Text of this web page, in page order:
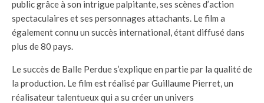
public grâce à son intrigue palpitante, ses scènes d’action
spectaculaires et ses personnages attachants. Le film a
également connu un succès international, étant diffusé dans
plus de 80 pays.
Le succès de Balle Perdue s’explique en partie par la qualité de
la production. Le film est réalisé par Guillaume Pierret, un
réalisateur talentueux qui a su créer un univers